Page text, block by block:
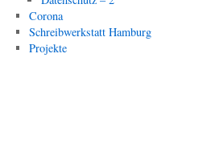
Corona
Schreibwerkstatt Hamburg
Projekte